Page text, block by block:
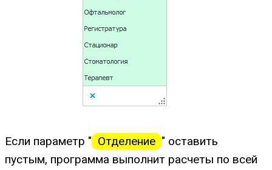
Если параметр " Отделение " оставить
пустым, программа выполнит расчеты по всей